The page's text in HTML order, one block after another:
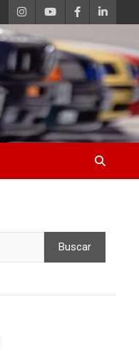
Buscar